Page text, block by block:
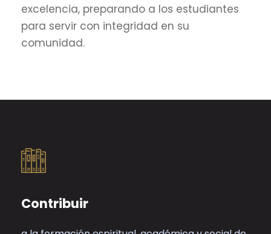
excelencia, preparando a los estudiantes
para servir con integridad en su
comunidad.
Contribuir